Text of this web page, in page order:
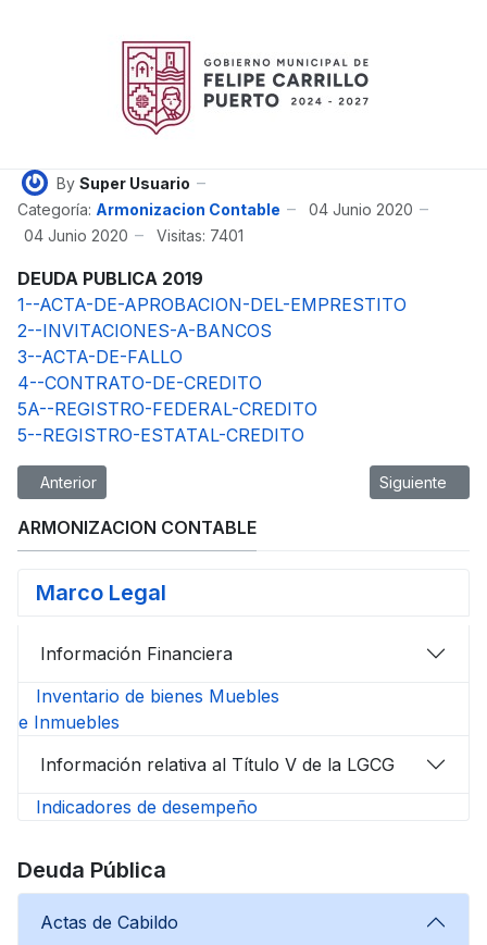
By Super Usuario
Categoría: Armonizacion Contable
04 Junio 2020
04 Junio 2020
Visitas: 7401
DEUDA PUBLICA 2019
1--ACTA-DE-APROBACION-DEL-EMPRESTITO
2--INVITACIONES-A-BANCOS
3--ACTA-DE-FALLO
4--CONTRATO-DE-CREDITO
5A--REGISTRO-FEDERAL-CREDITO
5--REGISTRO-ESTATAL-CREDITO
Artículo anterior: Estados Presupuestarios
Anterior Artículo
Siguiente
ARMONIZACION CONTABLE
Marco Legal
Información Financiera
Inventario de bienes Muebles
e Inmuebles
Información relativa al Título V de la LGCG
Indicadores de desempeño
Deuda Pública
Actas de Cabildo